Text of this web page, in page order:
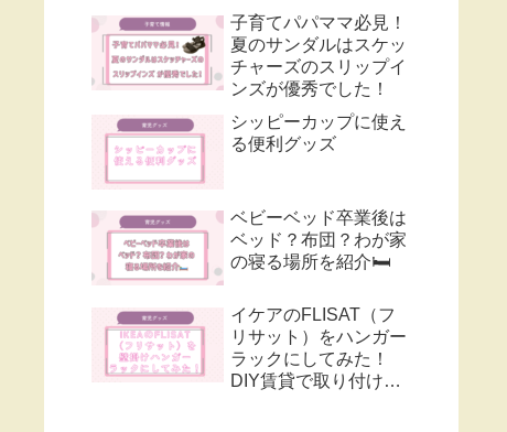
ックとして使いやす
い！
子育てパパママ必見！
夏のサンダルはスケッ
チャーズのスリップイ
ンズが優秀でした！
シッピーカップに使え
る便利グッズ
ベビーベッド卒業後は
ベッド？布団？わが家
の寝る場所を紹介🛏
イケアのFLISAT（フ
リサット）をハンガー
ラックにしてみた！
DIY賃貸で取り付ける